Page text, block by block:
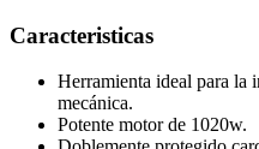
Caracteristicas
Herramienta ideal para la
mecánica.
Potente motor de 1020w.